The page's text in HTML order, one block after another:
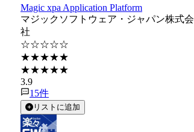
Magic xpa Application Platform
マジックソフトウェア・ジャパン株式会
社
☆☆☆☆☆
★★★★★
★★★★★
3.9
15件
リストに追加